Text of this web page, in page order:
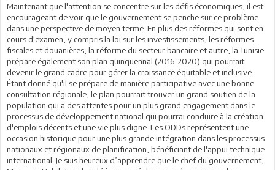
Maintenant que l'attention se concentre sur les défis économiques, il est
encourageant de voir que le gouvernement se penche sur ce problème
dans une perspective de moyen terme. En plus des réformes qui sont en
cours d'examen, y compris la loi sur les investissements, les réformes
fiscales et douanières, la réforme du secteur bancaire et autre, la Tunisie
prépare également son plan quinquennal (2016-2020) qui pourrait
devenir le grand cadre pour gérer la croissance équitable et inclusive.
Étant donné qu'il se prépare de manière participative avec une bonne
consultation régionale, le plan pourrait trouver un grand soutien de la
population qui a des attentes pour un plus grand engagement dans le
processus de développement national qui pourrai conduire à la création
d'emplois décents et une vie plus digne. Les ODDs représentent une
occasion historique pour une plus grande intégration dans les processus
nationaux et régionaux de planification, bénéficiant de l'appui technique
international. Je suis heureux d’apprendre que le chef du gouvernement,